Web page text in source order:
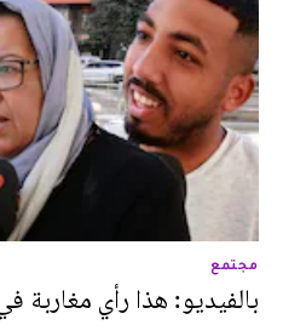
مجتمع
بالفيديو: هذا رأي مغاربة